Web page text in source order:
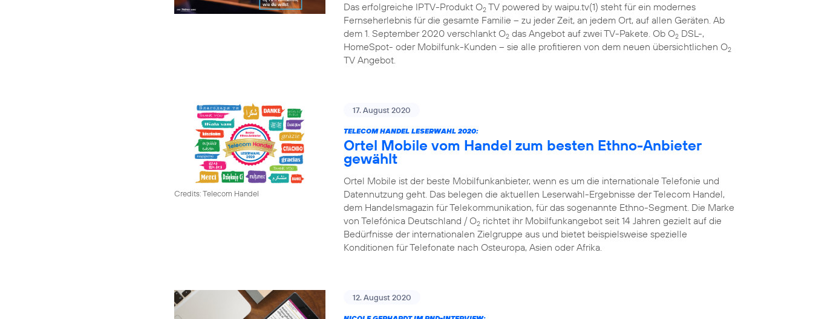
Das erfolgreiche IPTV-Produkt O2 TV powered by waipu.tv(1) steht für ein modernes
Fernseherlebnis für die gesamte Familie – zu jeder Zeit, an jedem Ort, auf allen Geräten. Ab
dem 1. September 2020 verschlankt O2 das Angebot auf zwei TV-Pakete. Ob O2 DSL-,
HomeSpot- oder Mobilfunk-Kunden – sie alle profitieren von dem neuen übersichtlichen O2
TV Angebot.
Credits: Telecom Handel
17. August 2020
TELECOM HANDEL LESERWAHL 2020:
Ortel Mobile vom Handel zum besten Ethno-Anbieter
gewählt
Ortel Mobile ist der beste Mobilfunkanbieter, wenn es um die internationale Telefonie und
Datennutzung geht. Das belegen die aktuellen Leserwahl-Ergebnisse der Telecom Handel,
dem Handelsmagazin für Telekommunikation, für das sogenannte Ethno-Segment. Die Marke
von Telefónica Deutschland / O2 richtet ihr Mobilfunkangebot seit 14 Jahren gezielt auf die
Bedürfnisse der internationalen Zielgruppe aus und bietet beispielsweise spezielle
Konditionen für Telefonate nach Osteuropa, Asien oder Afrika.
12. August 2020